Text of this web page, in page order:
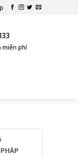
miễn phí